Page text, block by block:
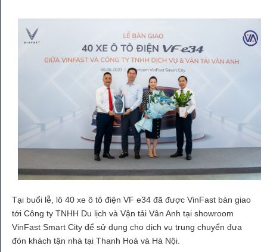
Tại buổi lễ, lô 40 xe ô tô điện VF e34 đã được VinFast bàn giao
tới Công ty TNHH Du lịch và Vận tải Vân Anh tại showroom
VinFast Smart City để sử dụng cho dịch vụ trung chuyển đưa
đón khách tận nhà tại Thanh Hoá và Hà Nội.